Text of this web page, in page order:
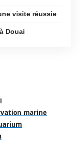
visite réussie
Douai
marine